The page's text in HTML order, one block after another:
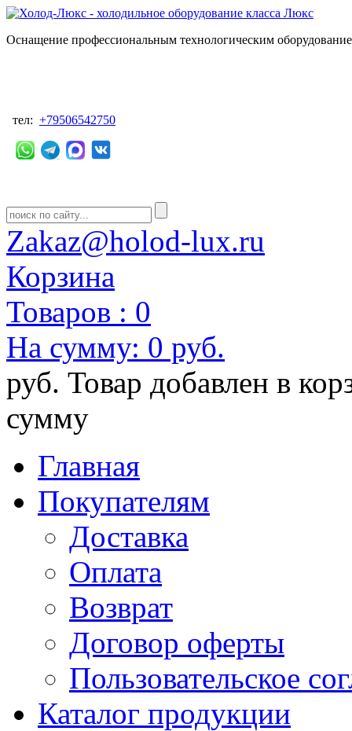
Оснащение профессиональным технологическим
тел: +79506542750
Zakaz@holod-lux.ru
Корзина
Товаров : 0
На сумму: 0 руб.
руб. Товар добавлен в
сумму
Главная
Покупателям
Доставка
Оплата
Возврат
Договор оферты
Пользовательское
Каталог продукции